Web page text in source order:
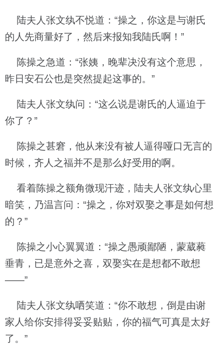
陆夫人张文纨不悦道：“操之，你这是与谢氏
的人先商量好了，然后来报知我陆氏啊！”
陈操之急道：“张姨，晚辈决没有这个意思，
昨日安石公也是突然提起这事的。”
陆夫人张文纨问：“这么说是谢氏的人逼迫于
你了？”
陈操之甚窘，他从来没有被人逼得哑口无言的
时候，齐人之福并不是那么好受用的啊。
看着陈操之额角微现汗迹，陆夫人张文纨心里
暗笑，乃温言问：“操之，你对双娶之事是如何想
的？”
陈操之小心翼翼道：“操之愚顽鄙陋，蒙葳蕤
垂青，已是意外之喜，双娶实在是想都不敢想
——”
陆夫人张文纨哂笑道：“你不敢想，倒是由谢
家人给你安排得妥妥贴贴，你的福气可真是太好
了。”